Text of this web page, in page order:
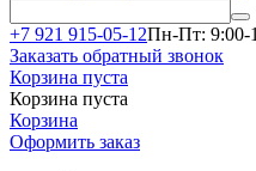
+7 921 915-05-12Пн-Пт: 9:00-
Заказать обратный звонок
Корзина пуста
Корзина пуста
Корзина
Оформить заказ